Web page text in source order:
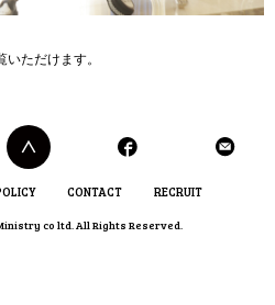
いただけます。
CONTACT RECRUIT
co ltd. All Rights Reserved.